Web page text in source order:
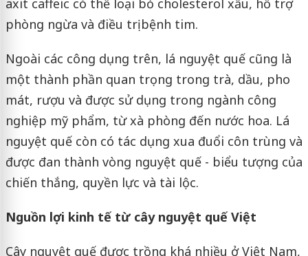
axit caffeic có thể loại bỏ cholesterol xấu, hỗ trợ
phòng ngừa và điều trị bệnh tim.
Ngoài các công dụng trên, lá nguyệt quế cũng là
một thành phần quan trọng trong trà, dầu, pho
mát, rượu và được sử dụng trong ngành công
nghiệp mỹ phẩm, từ xà phòng đến nước hoa. Lá
nguyệt quế còn có tác dụng xua đuổi côn trùng và
được đan thành vòng nguyệt quế - biểu tượng của
chiến thắng, quyền lực và tài lộc.
Nguồn lợi kinh tế từ cây nguyệt quế Việt
Cây nguyệt quế được trồng khá nhiều ở Việt Nam,